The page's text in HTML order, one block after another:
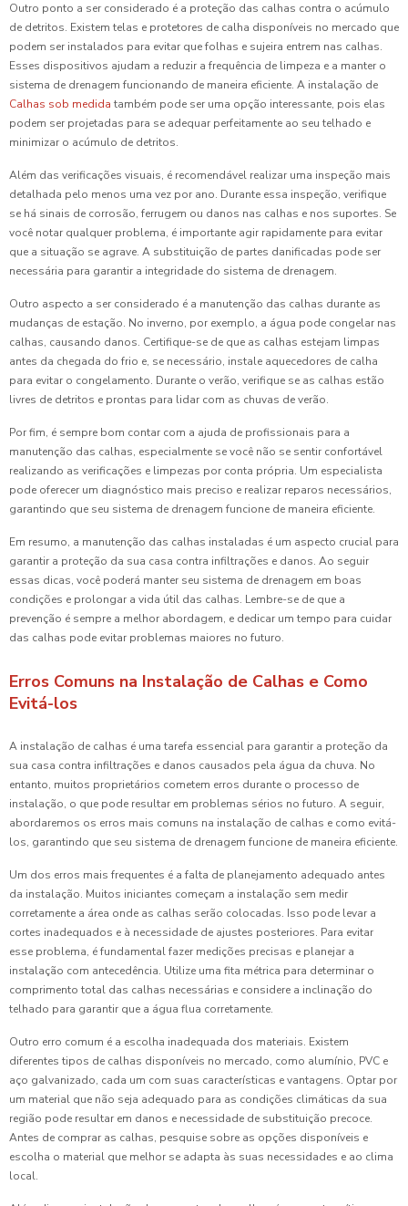
Outro ponto a ser considerado é a proteção das calhas contra o acúmulo
de detritos. Existem telas e protetores de calha disponíveis no mercado que
podem ser instalados para evitar que folhas e sujeira entrem nas calhas.
Esses dispositivos ajudam a reduzir a frequência de limpeza e a manter o
sistema de drenagem funcionando de maneira eficiente. A instalação de
Calhas sob medida também pode ser uma opção interessante, pois elas
podem ser projetadas para se adequar perfeitamente ao seu telhado e
minimizar o acúmulo de detritos.
Além das verificações visuais, é recomendável realizar uma inspeção mais
detalhada pelo menos uma vez por ano. Durante essa inspeção, verifique
se há sinais de corrosão, ferrugem ou danos nas calhas e nos suportes. Se
você notar qualquer problema, é importante agir rapidamente para evitar
que a situação se agrave. A substituição de partes danificadas pode ser
necessária para garantir a integridade do sistema de drenagem.
Outro aspecto a ser considerado é a manutenção das calhas durante as
mudanças de estação. No inverno, por exemplo, a água pode congelar nas
calhas, causando danos. Certifique-se de que as calhas estejam limpas
antes da chegada do frio e, se necessário, instale aquecedores de calha
para evitar o congelamento. Durante o verão, verifique se as calhas estão
livres de detritos e prontas para lidar com as chuvas de verão.
Por fim, é sempre bom contar com a ajuda de profissionais para a
manutenção das calhas, especialmente se você não se sentir confortável
realizando as verificações e limpezas por conta própria. Um especialista
pode oferecer um diagnóstico mais preciso e realizar reparos necessários,
garantindo que seu sistema de drenagem funcione de maneira eficiente.
Em resumo, a manutenção das calhas instaladas é um aspecto crucial para
garantir a proteção da sua casa contra infiltrações e danos. Ao seguir
essas dicas, você poderá manter seu sistema de drenagem em boas
condições e prolongar a vida útil das calhas. Lembre-se de que a
prevenção é sempre a melhor abordagem, e dedicar um tempo para cuidar
das calhas pode evitar problemas maiores no futuro.
Erros Comuns na Instalação de Calhas e Como
Evitá-los
A instalação de calhas é uma tarefa essencial para garantir a proteção da
sua casa contra infiltrações e danos causados pela água da chuva. No
entanto, muitos proprietários cometem erros durante o processo de
instalação, o que pode resultar em problemas sérios no futuro. A seguir,
abordaremos os erros mais comuns na instalação de calhas e como evitá-
los, garantindo que seu sistema de drenagem funcione de maneira eficiente.
Um dos erros mais frequentes é a falta de planejamento adequado antes
da instalação. Muitos iniciantes começam a instalação sem medir
corretamente a área onde as calhas serão colocadas. Isso pode levar a
cortes inadequados e à necessidade de ajustes posteriores. Para evitar
esse problema, é fundamental fazer medições precisas e planejar a
instalação com antecedência. Utilize uma fita métrica para determinar o
comprimento total das calhas necessárias e considere a inclinação do
telhado para garantir que a água flua corretamente.
Outro erro comum é a escolha inadequada dos materiais. Existem
diferentes tipos de calhas disponíveis no mercado, como alumínio, PVC e
aço galvanizado, cada um com suas características e vantagens. Optar por
um material que não seja adequado para as condições climáticas da sua
região pode resultar em danos e necessidade de substituição precoce.
Antes de comprar as calhas, pesquise sobre as opções disponíveis e
escolha o material que melhor se adapta às suas necessidades e ao clima
local.